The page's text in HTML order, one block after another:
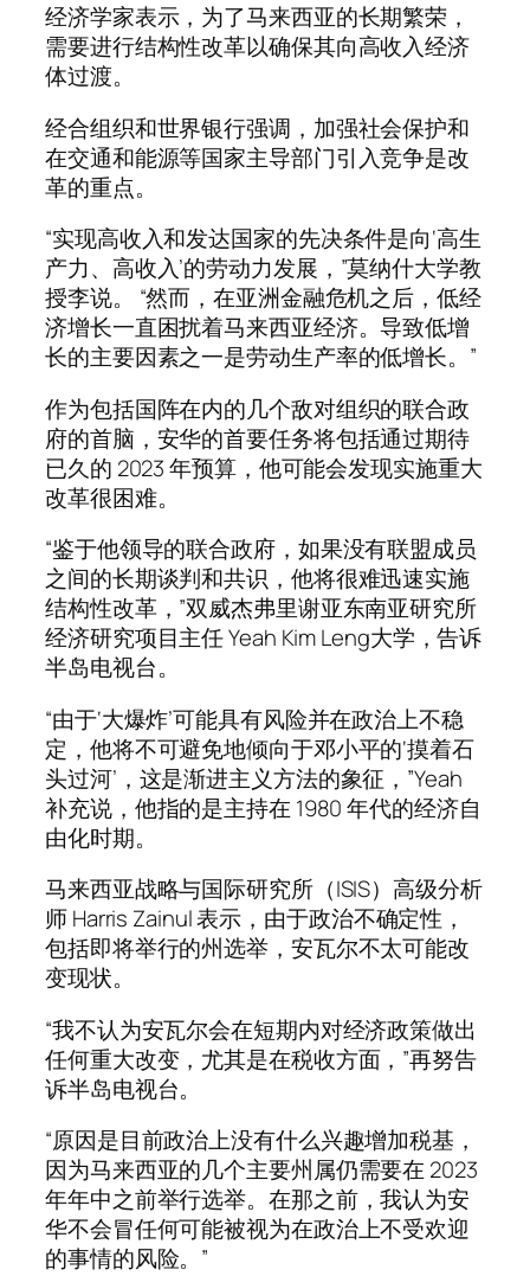
经济学家表示，为了马来西亚的长期繁荣，
需要进行结构性改革以确保其向高收入经济
体过渡。
经合组织和世界银行强调，加强社会保护和
在交通和能源等国家主导部门引入竞争是改
革的重点。
“实现高收入和发达国家的先决条件是向‘高生
产力、高收入’的劳动力发展，”莫纳什大学教
授李说。 “然而，在亚洲金融危机之后，低经
济增长一直困扰着马来西亚经济。导致低增
长的主要因素之一是劳动生产率的低增长。”
作为包括国阵在内的几个敌对组织的联合政
府的首脑，安华的首要任务将包括通过期待
已久的 2023 年预算，他可能会发现实施重大
改革很困难。
“鉴于他领导的联合政府，如果没有联盟成员
之间的长期谈判和共识，他将很难迅速实施
结构性改革，”双威杰弗里谢亚东南亚研究所
经济研究项目主任 Yeah Kim Leng大学，告诉
半岛电视台。
“由于‘大爆炸’可能具有风险并在政治上不稳
定，他将不可避免地倾向于邓小平的‘摸着石
头过河’，这是渐进主义方法的象征，”Yeah
补充说，他指的是主持在 1980 年代的经济自
由化时期。
马来西亚战略与国际研究所（ISIS）高级分析
师 Harris Zainul 表示，由于政治不确定性，
包括即将举行的州选举，安瓦尔不太可能改
变现状。
“我不认为安瓦尔会在短期内对经济政策做出
任何重大改变，尤其是在税收方面，”再努告
诉半岛电视台。
“原因是目前政治上没有什么兴趣增加税基，
因为马来西亚的几个主要州属仍需要在 2023
年年中之前举行选举。在那之前，我认为安
华不会冒任何可能被视为在政治上不受欢迎
的事情的风险。”